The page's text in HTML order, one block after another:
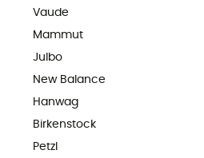
Vaude
Mammut
Julbo
New Balance
Hanwag
Birkenstock
Petzl